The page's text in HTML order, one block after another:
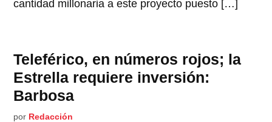
cantidad millonaria a este proyecto puesto […]
Teleférico, en números rojos; la
Estrella requiere inversión:
Barbosa
por Redacción